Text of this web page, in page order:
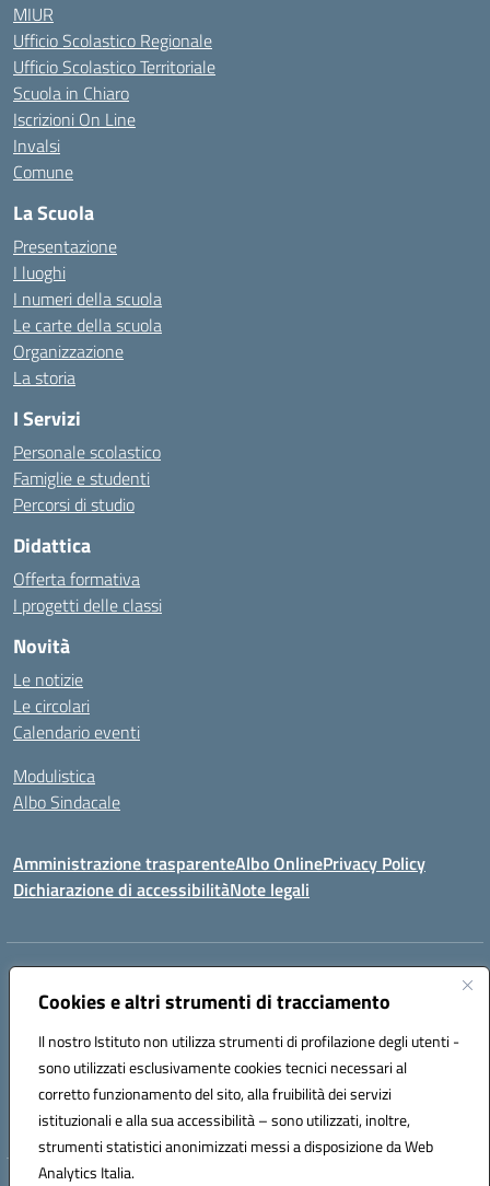
Cookies e altri strumenti di tracciamento
Il nostro Istituto non utilizza strumenti di profilazione degli utenti -
sono utilizzati esclusivamente cookies tecnici necessari al
corretto funzionamento del sito, alla fruibilità dei servizi
istituzionali e alla sua accessibilità – sono utilizzati, inoltre,
strumenti statistici anonimizzati messi a disposizione da Web
Analytics Italia.
MIUR
Ufficio Scolastico Regionale
Ufficio Scolastico Territoriale
Scuola in Chiaro
Iscrizioni On Line
Invalsi
Comune
La Scuola
Presentazione
I luoghi
I numeri della scuola
Le carte della scuola
Organizzazione
La storia
I Servizi
Personale scolastico
Famiglie e studenti
Percorsi di studio
Didattica
Offerta formativa
I progetti delle classi
Novità
Le notizie
Le circolari
Calendario eventi
Modulistica
Albo Sindacale
Amministrazione trasparenteAlbo OnlinePrivacy Policy
Dichiarazione di accessibilitàNote legali
Indirizzo:
Centralino:0994722507 Email:TAIC873006@istruzione.it
Codice fiscale: 90279480736
Codice meccanografico:
TAIC873006
Codice unico di fatturazione (CUF): 488XBQ